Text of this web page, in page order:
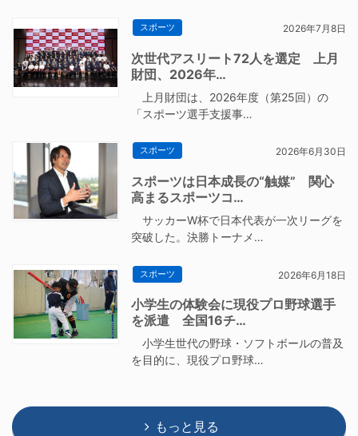
スポーツ 2026年7月8日
次世代アスリート72人を選定 上月
財団、2026年…
上月財団は、2026年度（第25回）の
「スポーツ選手支援事…
スポーツ 2026年6月30日
スポーツは日本成長の“触媒” 関心
高まるスポーツコ…
サッカーW杯で日本代表が一次リーグを
突破した。決勝トーナメ…
スポーツ 2026年6月18日
小学生の体験会に現役プロ野球選手
を派遣 全国16チ…
小学生世代の野球・ソフトボールの普及
を目的に、現役プロ野球…
もっと見る